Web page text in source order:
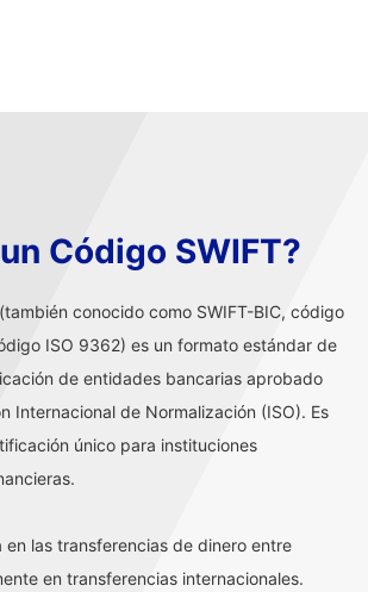
Código SWIFT?
conocido como SWIFT-BIC, código
ISO 9362) es un formato estándar de
de entidades bancarias aprobado
Internacional de Normalización (ISO). Es
único para instituciones
en las transferencias de dinero entre
en transferencias internacionales.